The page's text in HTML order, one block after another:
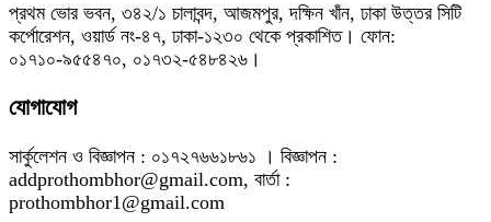
প্রথম ভোর ভবন, ৩৪২/১ চালাবন্দ, আজমপুর, দক্ষিন খাঁন, ঢাকা উত্তর সিটি
কর্পোরেশন, ওয়ার্ড নং-৪৭, ঢাকা-১২৩০ থেকে প্রকাশিত। ফোন:
০১৭১০-৯৫৫৪৭০, ০১৭৩২-৫৪৮৪২৬।
যোগাযোগ
সার্কুলেশন ও বিজ্ঞাপন : ০১৭২৭৬৬১৮৬১ । বিজ্ঞাপন :
addprothombhor@gmail.com, বার্তা :
prothombhor1@gmail.com